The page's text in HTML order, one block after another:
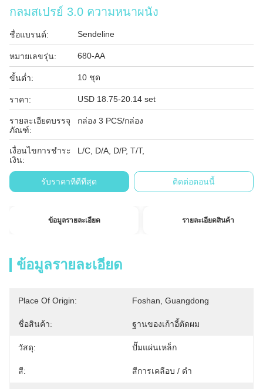
กลมสเปรย์ 3.0 ความหนาผนัง
ชื่อแบรนด์: Sendeline
หมายเลขรุ่น: 680-AA
ขั้นต่ำ: 10 ชุด
ราคา: USD 18.75-20.14 set
รายละเอียดบรรจุ
ภัณฑ์:
กล่อง 3 PCS/กล่อง
เงื่อนไขการชำระ
เงิน:
L/C, D/A, D/P, T/T,
รับราคาที่ดีที่สุด ติดต่อตอนนี้
ข้อมูลรายละเอียด รายละเอียดสินค้า
ข้อมูลรายละเอียด
Place Of Origin: Foshan, Guangdong
ชื่อสินค้า: ฐานของเก้าอี้ตัดผม
วัสดุ: ปั๊มแผ่นเหล็ก
สี: สีการเคลือบ / ดํา